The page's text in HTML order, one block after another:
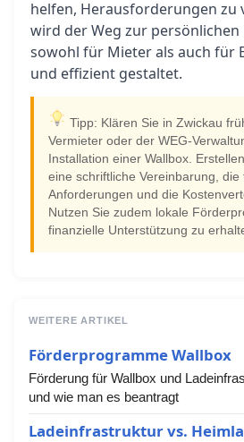
helfen, Herausforderungen zu
wird der Weg zur
sowohl für Mieter als auch für
und effizient gestaltet.
Tipp: Klären Sie in Zwickau
Vermieter oder der WEG-
Installation einer Wallbox.
eine schriftliche Vereinbarung, die
Anforderungen und die
Nutzen Sie zudem lokale
finanzielle Unterstützung zu
WEITERE ARTIKEL
Förderprogramme Wallbox
Förderung für Wallbox und
und wie man es beantragt
Ladeinfrastruktur vs.